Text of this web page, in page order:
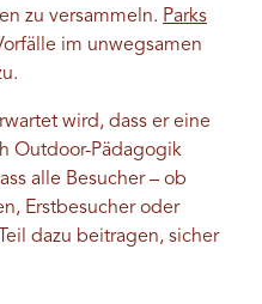
zu versammeln. Parks
im unwegsamen
wird, dass er eine
Outdoor-Pädagogik
alle Besucher – ob
Erstbesucher oder
dazu beitragen, sicher